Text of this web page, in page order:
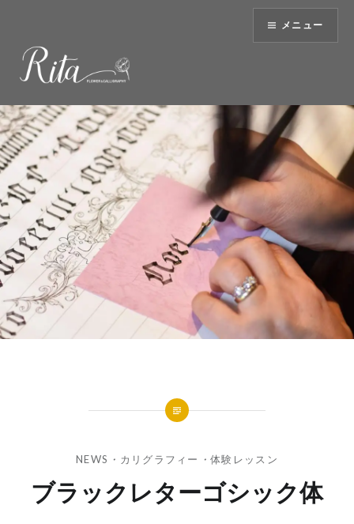
へ
ス
キ
ッ
プ
メニュー
NEWS ・ カリグラフィー ・体験レッスン
ブラックレターゴシック体